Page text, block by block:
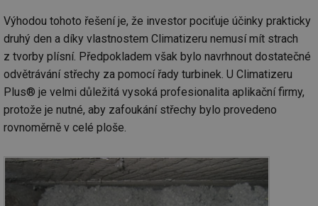
Výhodou tohoto řešení je, že investor pociťuje účinky prakticky
druhý den a díky vlastnostem Climatizeru nemusí mít strach
z tvorby plísní. Předpokladem však bylo navrhnout dostatečné
odvětrávání střechy za pomocí řady turbinek. U Climatizeru
Plus® je velmi důležitá vysoká profesionalita aplikační firmy,
protože je nutné, aby zafoukání střechy bylo provedeno
rovnoměrně v celé ploše.